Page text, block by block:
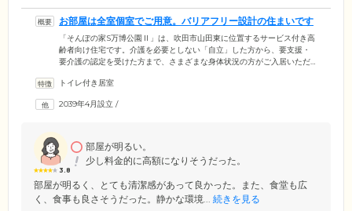
お部屋は全室個室でご用意。バリアフリー設計の住まいです
「そんぽの家S万博公園Ⅱ」は、吹田市山田東に位置するサービス付き高
齢者向け住宅です。介護を必要としない「自立」した方から、要支援・
要介護の認定を受けた方まで、さまざまな身体状況の方がご入居いただ
用意。プライバシーの保たれた空間で、必要な介護サービスを受けなが
か、ミニキッチンを完備。簡単な調理や、お茶を沸かす際にご利用くだ
い。
トイレ付き居室
2039年4月設立 /
3.8
部屋が明るい。
少し料金的に高額になりそうだった。
部屋が明るく、とても清潔感があって良かった。また、食堂も広
く、食事も良さそうだった。静かな環境... 続きを見る